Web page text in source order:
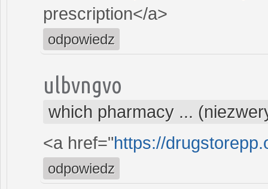
prescription</a>
odpowiedz
ulbvngvo
which pharmacy ...
<a href="https://
odpowiedz